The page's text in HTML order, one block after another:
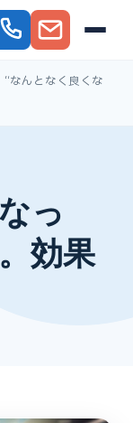
“なんとなく良くな
っ
効果